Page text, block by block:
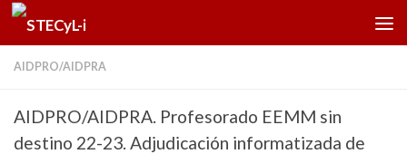
Saltar al contenido
AIDPRO/AIDPRA
AIDPRO/AIDPRA. Profesorado EEMM sin
destino 22-23. Adjudicación informatizada de